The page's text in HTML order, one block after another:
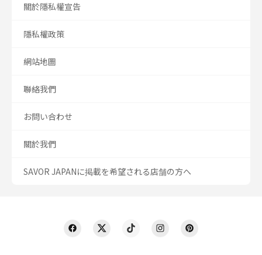
關於隱私權宣告
隱私權政策
網站地圖
聯絡我們
お問い合わせ
關於我們
SAVOR JAPANに掲載を希望される店舗の方へ